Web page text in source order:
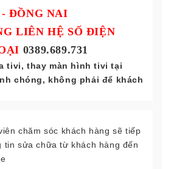
- ĐỒNG NAI
LIÊN HỆ SỐ ĐIỆN
0389.689.731
tivi, thay màn hình tivi tại
chóng, không phải để khách
chăm sóc khách hàng sẽ tiếp
tin sửa chữa từ khách hàng đến